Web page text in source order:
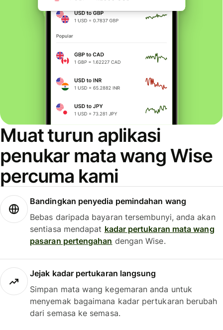
Muat turun aplikasi
penukar mata wang Wise
percuma kami
Bandingkan penyedia pemindahan wang
Bebas daripada bayaran tersembunyi, anda akan
sentiasa mendapat kadar pertukaran mata wang
pasaran pertengahan dengan Wise.
Jejak kadar pertukaran langsung
Simpan mata wang kegemaran anda untuk
menyemak bagaimana kadar pertukaran berubah
dari semasa ke semasa.